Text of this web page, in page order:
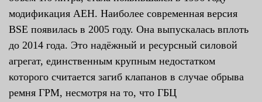
модификация AEH. Наиболее современная версия
BSE появилась в 2005 году. Она выпускалась вплоть
до 2014 года. Это надёжный и ресурсный силовой
агрегат, единственным крупным недостатком
которого считается загиб клапанов в случае обрыва
ремня ГРМ, несмотря на то, что ГБЦ